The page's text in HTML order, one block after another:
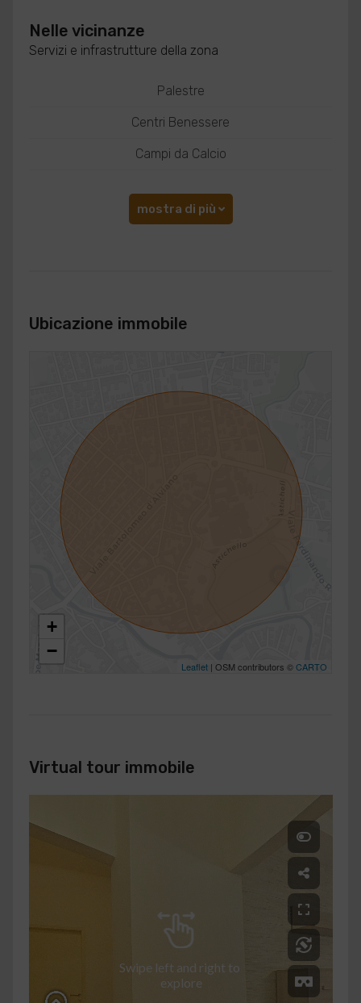
Nelle vicinanze
Servizi e infrastrutture della zona
Palestre
Centri Benessere
Campi da Calcio
mostra di più
Ubicazione immobile
+
−
Leaflet | OSM contributors ©CARTO
Virtual tour immobile